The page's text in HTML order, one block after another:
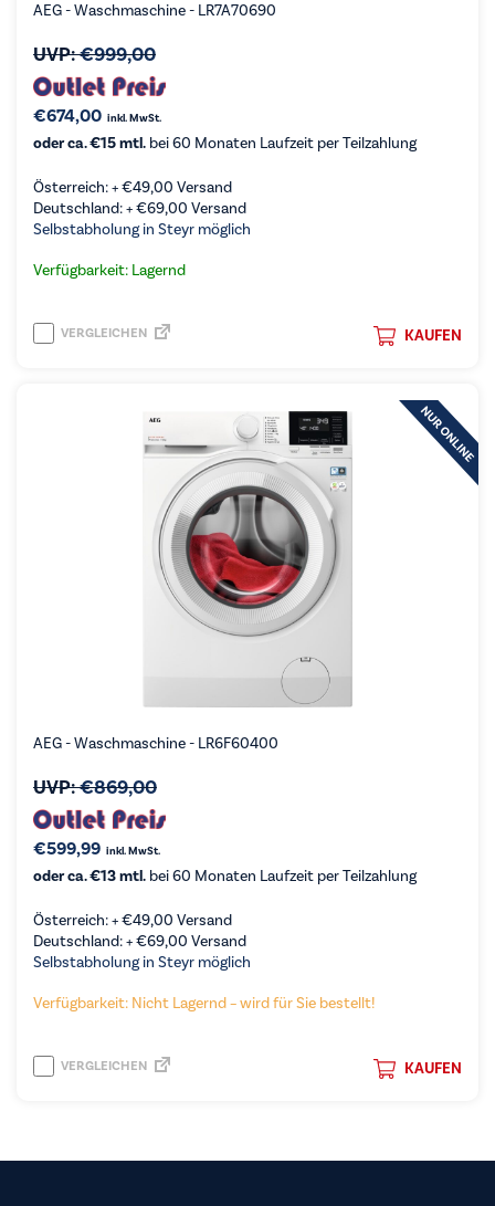
AEG - Waschmaschine - LR7A70690
UVP:€999,00
€674,00 inkl. MwSt.
oder ca. €15 mtl. bei 60 Monaten Laufzeit per Teilzahlung
Österreich: +€49,00 Versand
Deutschland: +€69,00 Versand
Selbstabholung in Steyr möglich
Verfügbarkeit: Lagernd
KAUFEN
VERGLEICHEN
AEG - Waschmaschine - LR6F60400
UVP:€869,00
€599,99 inkl. MwSt.
oder ca. €13 mtl. bei 60 Monaten Laufzeit per Teilzahlung
Österreich: +€49,00 Versand
Deutschland: +€69,00 Versand
Selbstabholung in Steyr möglich
Verfügbarkeit: Nicht Lagernd – wird für Sie bestellt!
KAUFEN
VERGLEICHEN